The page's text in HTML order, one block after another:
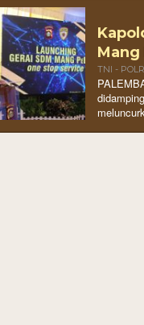
Mang
TNI -